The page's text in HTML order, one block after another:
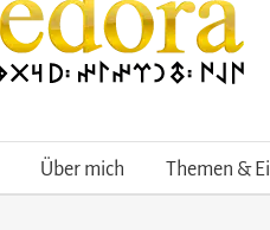
Über mich Themen &